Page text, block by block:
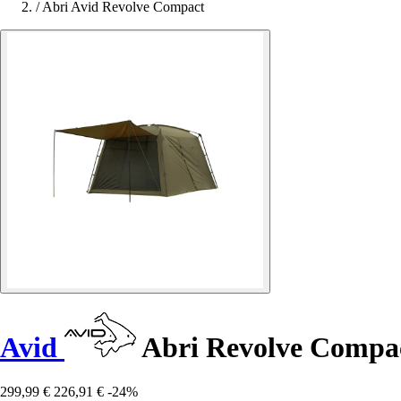
/ Abri Avid Revolve Compact
Avid Abri Revolve
299,99 € 226,91 € -24%